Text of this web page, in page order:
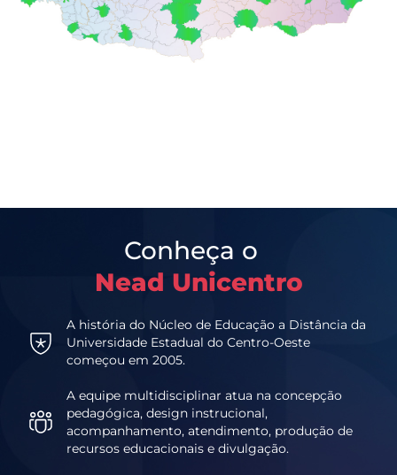
Conheça o
Nead Unicentro
A história do Núcleo de Educação a Distância da
Universidade Estadual do Centro-Oeste
começou em 2005.
A equipe multidisciplinar atua na concepção
pedagógica, design instrucional,
acompanhamento, atendimento, produção de
recursos educacionais e divulgação.